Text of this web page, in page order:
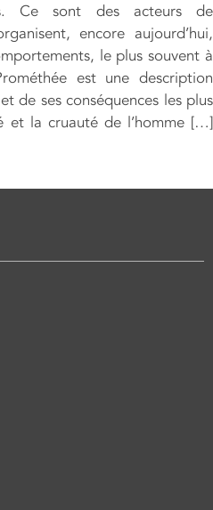
Ce sont des acteurs de
encore aujourd’hui,
le plus souvent à
est une description
de ses conséquences les plus
et la cruauté de l’homme […]